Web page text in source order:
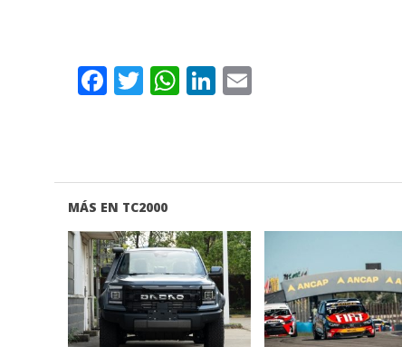
Facebook
Twitter
WhatsApp
LinkedIn
MÁS EN TC2000
VER NOTA VER NOTA